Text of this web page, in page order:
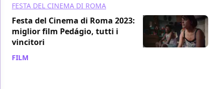
FESTA DEL CINEMA DI ROMA
Festa del Cinema di Roma 2023:
miglior film Pedágio, tutti i
vincitori
FILM